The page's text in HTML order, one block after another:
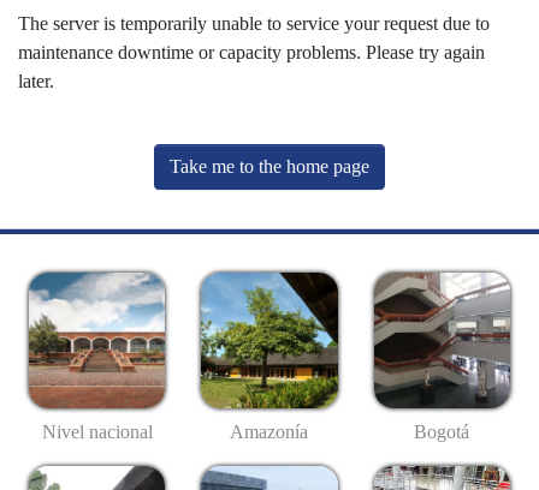
The server is temporarily unable to service your request due to
maintenance downtime or capacity problems. Please try again
later.
Take me to the home page
Nivel nacional Amazonía Bogotá